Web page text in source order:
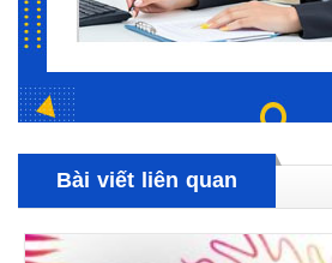
Bài viết liên quan